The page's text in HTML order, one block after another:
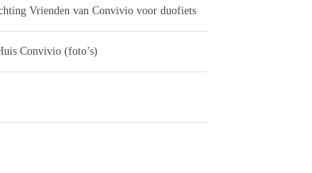
Vrienden van Convivio voor duofiets
Convivio (foto’s)